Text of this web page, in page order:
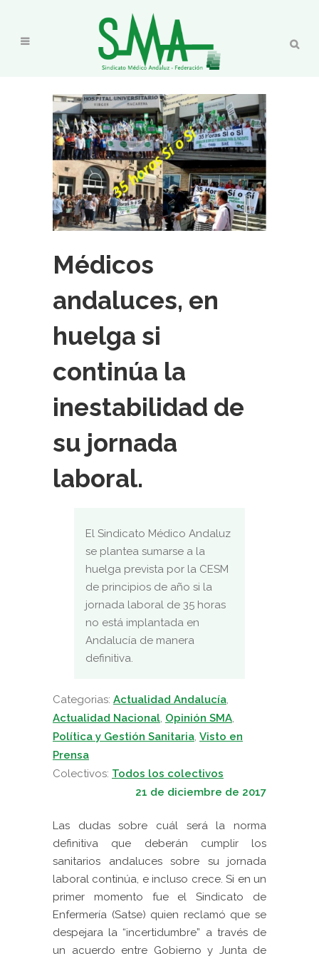
Médicos
andaluces, en
huelga si
continúa la
inestabilidad de
su jornada
laboral.
El Sindicato Médico Andaluz
se plantea sumarse a la
huelga prevista por la CESM
de principios de año si la
jornada laboral de 35 horas
no está implantada en
Andalucía de manera
definitiva.
Categorias: Actualidad Andalucía,
Actualidad Nacional, Opinión SMA,
Política y Gestión Sanitaria, Visto en
Prensa
Colectivos: Todos los colectivos
21 de diciembre de 2017
Las dudas sobre cuál será la norma
definitiva que deberán cumplir los
sanitarios andaluces sobre su jornada
laboral continúa, e incluso crece. Si en un
primer momento fue el Sindicato de
Enfermería (Satse) quien reclamó que se
despejara la “incertidumbre” a través de
un acuerdo entre Gobierno y Junta de